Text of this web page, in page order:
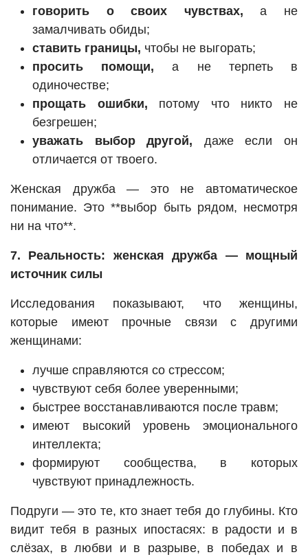
говорить о своих чувствах, а не
замалчивать обиды;
ставить границы, чтобы не выгорать;
просить помощи, а не терпеть в
одиночестве;
прощать ошибки, потому что никто не
безгрешен;
уважать выбор другой, даже если он
отличается от твоего.
Женская дружба — это не автоматическое
понимание. Это **выбор быть рядом, несмотря
ни на что**.
7. Реальность: женская дружба — мощный
источник силы
Исследования показывают, что женщины,
которые имеют прочные связи с другими
женщинами:
лучше справляются со стрессом;
чувствуют себя более уверенными;
быстрее восстанавливаются после травм;
имеют высокий уровень эмоционального
интеллекта;
формируют сообщества, в которых
чувствуют принадлежность.
Подруги — это те, кто знает тебя до глубины. Кто
видит тебя в разных ипостасях: в радости и в
слёзах, в любви и в разрыве, в победах и в